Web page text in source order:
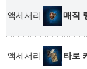
액세서리 매직
액세서리 타로